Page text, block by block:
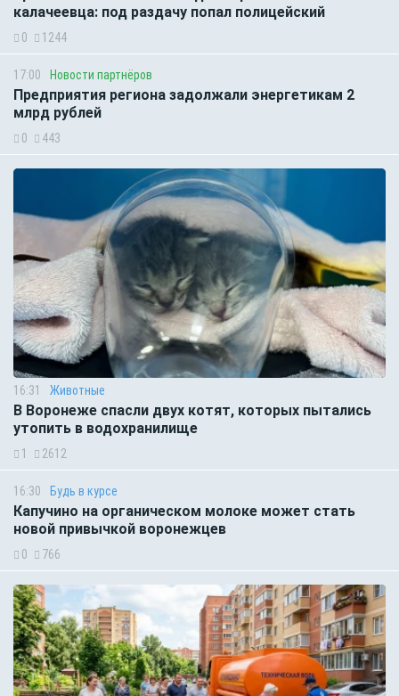
калачеевца: под раздачу попал полицейский
0 1244
17:00 Новости партнёров
Предприятия региона задолжали энергетикам 2
млрд рублей
0 443
16:31 Животные
В Воронеже спасли двух котят, которых пытались
утопить в водохранилище
1 2612
16:30 Будь в курсе
Капучино на органическом молоке может стать
новой привычкой воронежцев
0 766